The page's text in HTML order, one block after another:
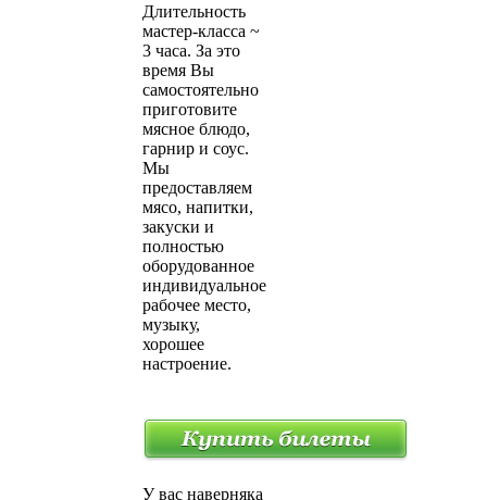
Длительность
мастер-класса ~
3 часа. За это
время Вы
самостоятельно
приготовите
мясное блюдо,
гарнир и соус.
Мы
предоставляем
мясо, напитки,
закуски и
полностью
оборудованное
индивидуальное
рабочее место,
музыку,
хорошее
настроение.
У вас наверняка